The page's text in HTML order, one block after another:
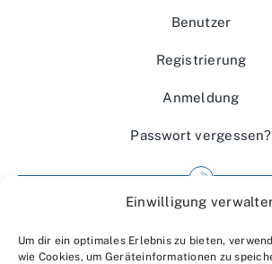
Einwilligung
Um dir ein optimales Erlebnis zu bieten,
wie Cookies, um Geräteinformationen zu
Benutzer
Registrierung
Anmeldung
Passwort vergessen?
Wir über uns